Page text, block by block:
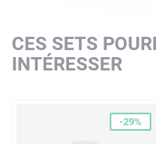
CES SETS
INTÉRESSER
-29%